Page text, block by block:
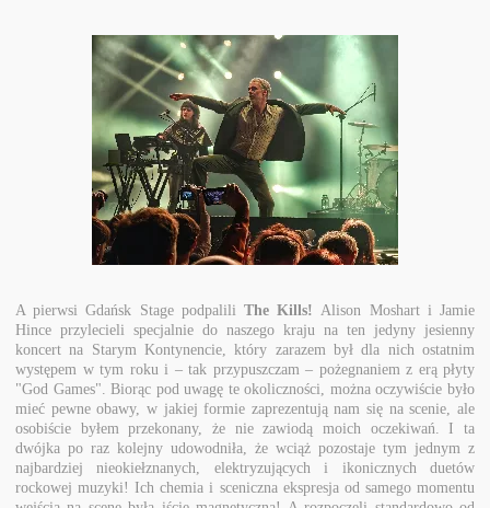
A pierwsi Gdańsk Stage podpalili The Kills!Alison Moshart i Jamie
Hince przylecieli specjalnie do naszego kraju na ten jedyny jesienny
koncert na Starym Kontynencie, który zarazem był dla nich ostatnim
występem w tym roku i – tak przypuszczam – pożegnaniem z erą płyty
"God Games". Biorąc pod uwagę te okoliczności, można oczywiście było
mieć pewne obawy, w jakiej formie zaprezentują nam się na scenie, ale
osobiście byłem przekonany, że nie zawiodą moich oczekiwań. I ta
dwójka po raz kolejny udowodniła, że wciąż pozostaje tym jednym z
najbardziej nieokiełznanych, elektryzujących i ikonicznych duetów
rockowej muzyki! Ich chemia i sceniczna ekspresja od samego momentu